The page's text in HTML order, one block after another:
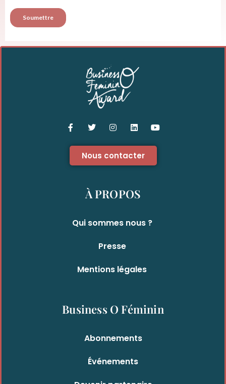
Nous contacter
À PROPOS
Qui sommes nous ?
Presse
Mentions légales
Business O Féminin
Abonnements
Événements